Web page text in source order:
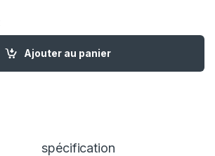
pour XIAOMI REDMI NOTE
Ajouter au panier
spécification